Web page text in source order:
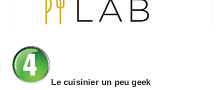
Le cuisinier un peu geek